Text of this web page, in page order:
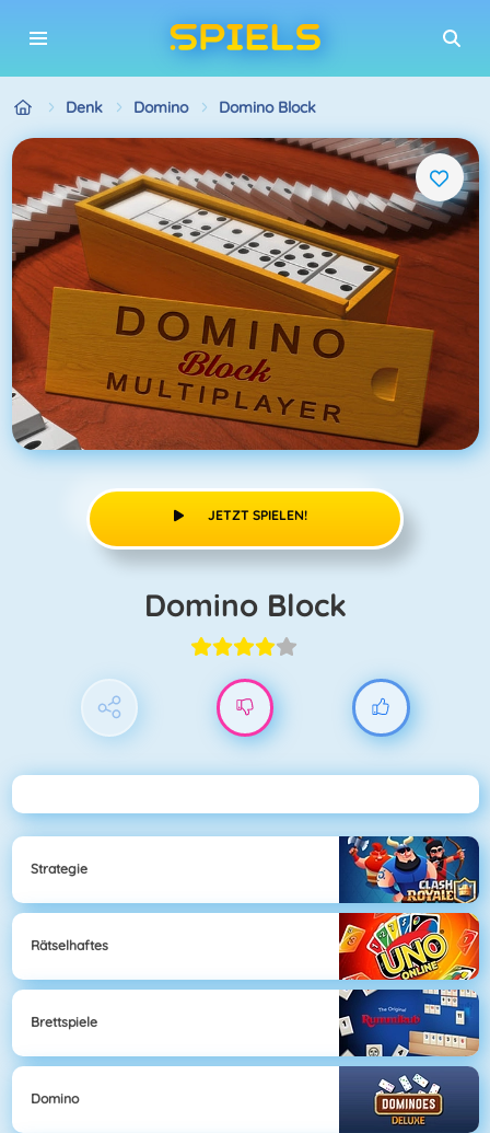
Denk Domino Domino Block
JETZT SPIELEN!
Domino Block
Strategie
Rätselhaftes
Brettspiele
Domino